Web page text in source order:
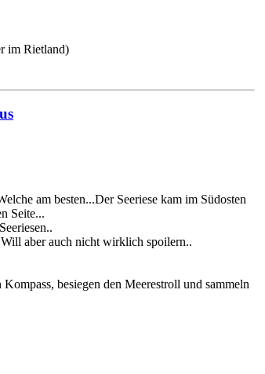
im Rietland)
am besten...Der Seeriese kam im Südosten
Seite...
aber auch nicht wirklich spoilern..
besiegen den Meerestroll und sammeln